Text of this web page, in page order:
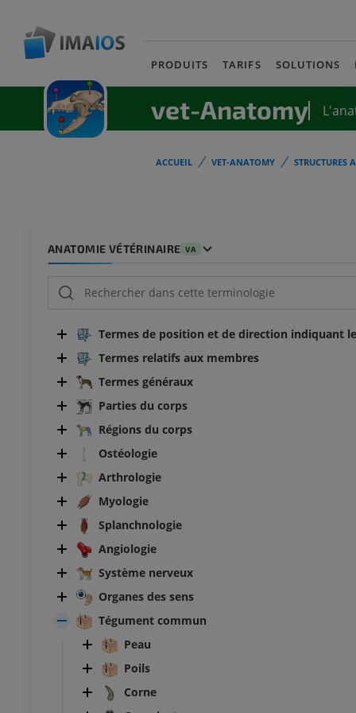
PRODUITS TARIFS SOLUTIONS
vet-Anatomy
ACCUEIL VET-ANATOMY STRUCTURES
ANATOMIE VÉTÉRINAIRE VA
Termes de position et de direction indiquant
Termes relatifs aux membres
Termes généraux
Parties du corps
Régions du corps
Ostéologie
Arthrologie
Myologie
Splanchnologie
Angiologie
Système nerveux
Organes des sens
Tégument commun
Peau
Poils
Corne